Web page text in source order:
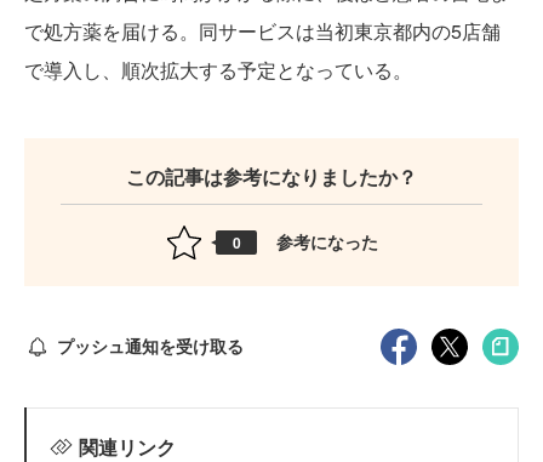
で処方薬を届ける。同サービスは当初東京都内の5店舗
で導入し、順次拡大する予定となっている。
この記事は参考になりましたか？
0 参考になった
プッシュ通知を受け取る
関連リンク